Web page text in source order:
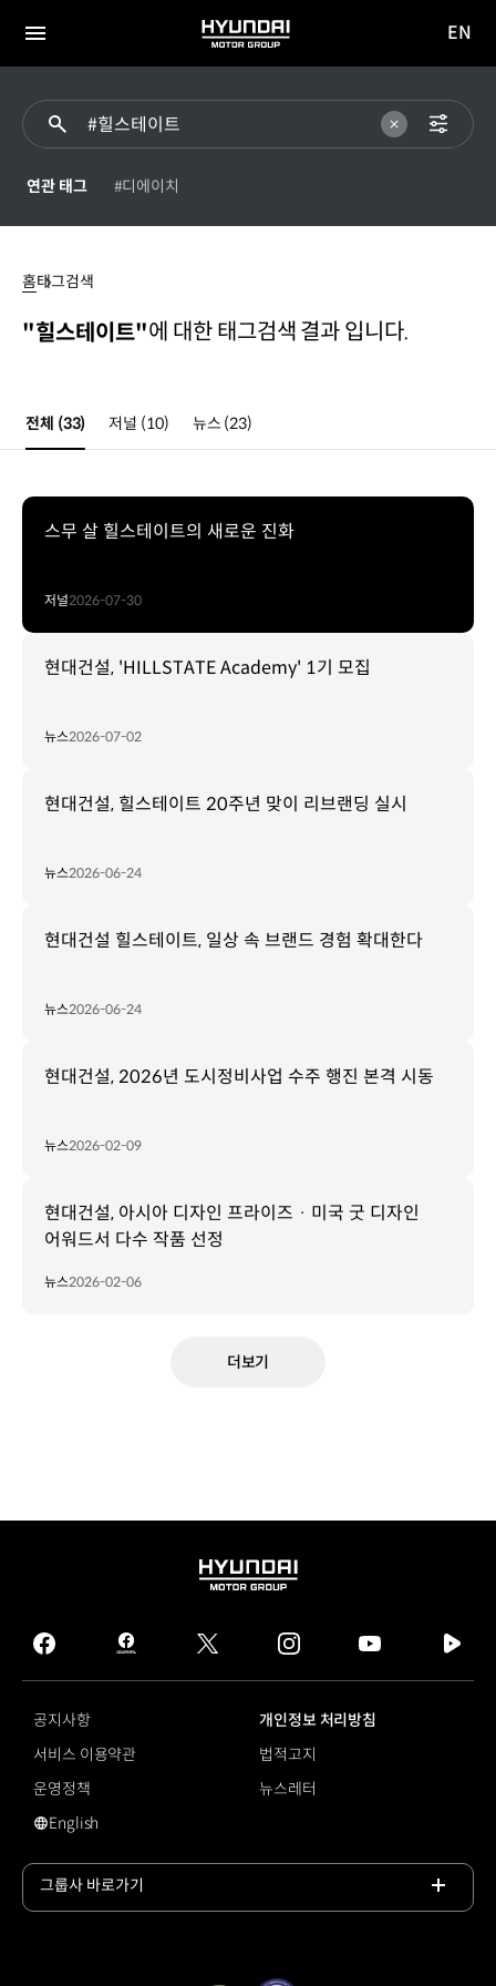
전체
HYUNDAI
MOTOR
이동
EN
연관 태그 #디에이치
홈태그검색
"힐스테이트"에 대한 태그검색 결과 입니다.
전체 (33) 저널 (10) 뉴스 (23)
스무 살 힐스테이트의 새로운 진화
저널2026-07-30
현대건설, 'HILLSTATE Academy' 1기 모집
뉴스2026-07-02
현대건설, 힐스테이트 20주년 맞이 리브랜딩 실시
뉴스2026-06-24
현대건설 힐스테이트, 일상 속 브랜드 경험 확대한다
뉴스2026-06-24
현대건설, 2026년 도시정비사업 수주 행진 본격 시동
뉴스2026-02-09
현대건설, 아시아 디자인 프라이즈 · 미국 굿 디자인
어워드서 다수 작품 선정
뉴스2026-02-06
더보기
HYUNDAI
GROUP
facebook
hmg
journal
twitter instagram
tv
공지사항
개인정보 처리방침
서비스 이용약관
법적고지
운영정책
뉴스레터
#힐스테이트
English
그룹사 바로가기